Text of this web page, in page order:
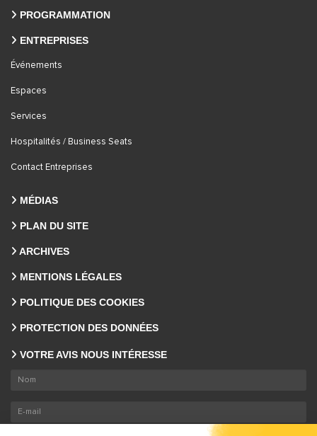
PROGRAMMATION
ENTREPRISES
Événements
Espaces
Services
Hospitalités / Business Seats
Contact Entreprises
MÉDIAS
PLAN DU SITE
ARCHIVES
MENTIONS LÉGALES
POLITIQUE DES COOKIES
PROTECTION DES DONNÉES
VOTRE AVIS NOUS INTÉRESSE